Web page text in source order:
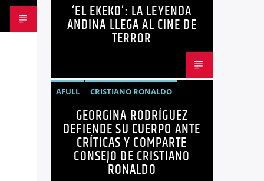
QUITOBICI
PELÍCULAS
TENDENCIAS TERROR
‘EL EKEKO’: LA LEYENDA
ANDINA LLEGA AL CINE DE
TERROR
AFULL
CRISTIANO RONALDO
CRÍTICA
GEORGINA RODRÍGUEZ
NOTICIAS
REDES SOCIALES
TENDENCIAS
TRENDING VIRALES
GEORGINA RODRÍGUEZ
DEFIENDE SU CUERPO ANTE
CRÍTICAS Y COMPARTE
CONSEJO DE CRISTIANO
RONALDO